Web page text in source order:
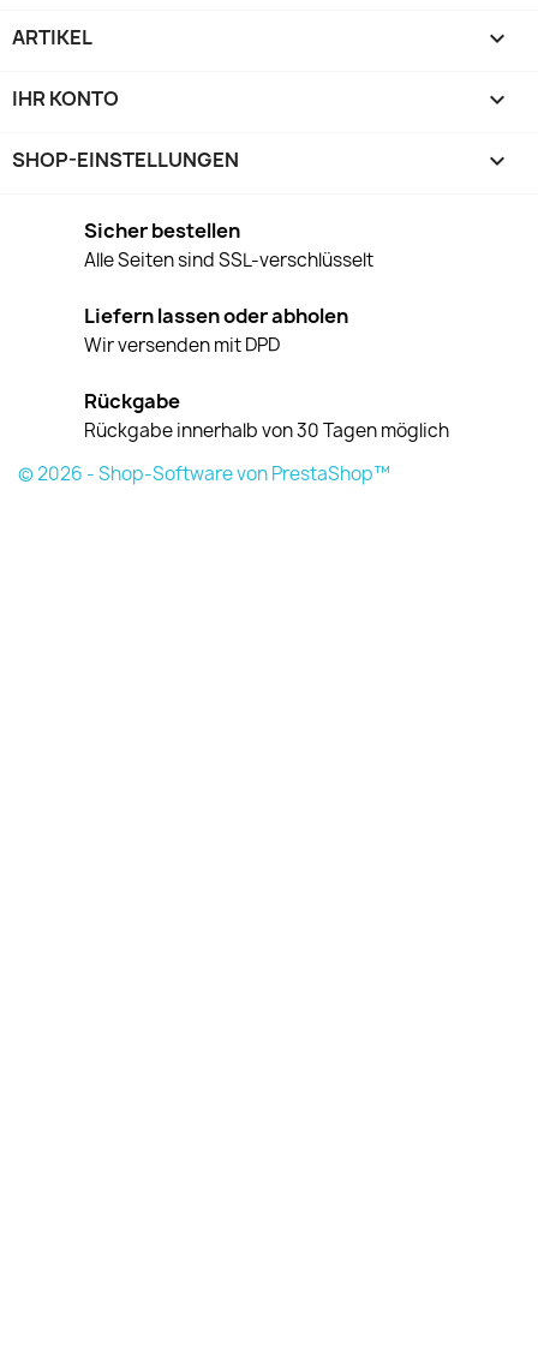
ARTIKEL 
IHR KONTO 
SHOP-EINSTELLUNGEN keyboard_arrow_down
Sicher bestellen
Alle Seiten sind SSL-verschlüsselt
Liefern lassen oder abholen
Wir versenden mit DPD
Rückgabe
Rückgabe innerhalb von 30 Tagen möglich
© 2026 - Shop-Software von PrestaShop™